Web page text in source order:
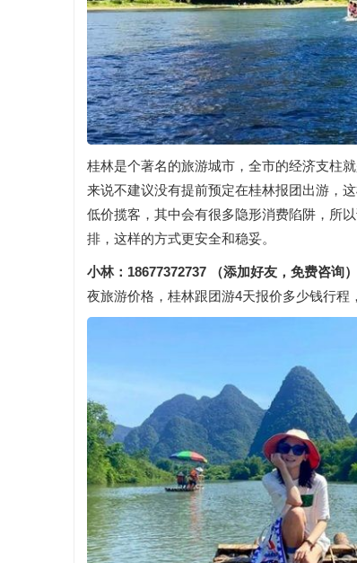
桂林是个著名的旅游城市，全市的经济支柱
来说不建议没有提前预定在桂林报团出游，
低价揽客，其中会有很多隐形消费陷阱，所
排，这样的方式更安全和稳妥。
小林：18677372737 （添加好友，免费咨询）
夜旅游价格，桂林跟团游4天报价多少钱行